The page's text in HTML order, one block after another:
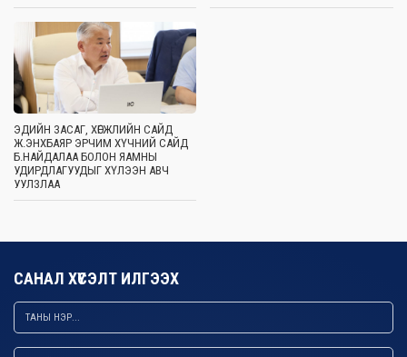
ЭДИЙН ЗАСАГ, ХӨГЖЛИЙН САЙД
Ж.ЭНХБАЯР ЭРЧИМ ХҮЧНИЙ САЙД
Б.НАЙДАЛАА БОЛОН ЯАМНЫ
УДИРДЛАГУУДЫГ ХҮЛЭЭН АВЧ
УУЛЗЛАА
САНАЛ ХҮСЭЛТ ИЛГЭЭХ